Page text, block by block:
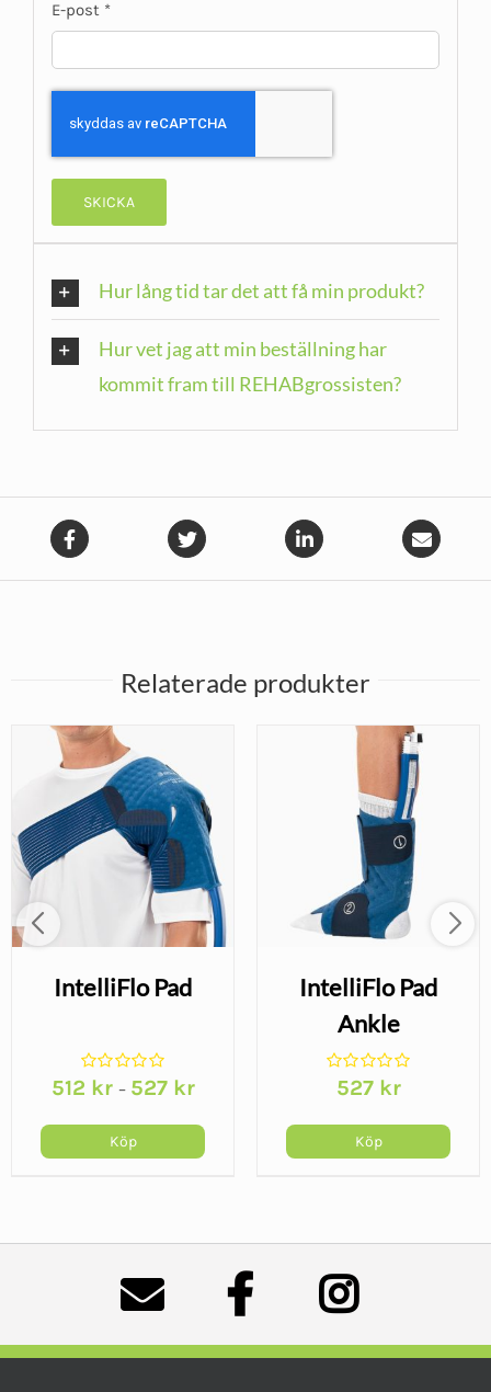
E-post *
Hur lång tid tar det att få min produkt?
Hur vet jag att min beställning har
kommit fram till REHABgrossisten?
Relaterade produkter
IntelliFlo Pad
512 kr – 527 kr
Köp
IntelliFlo Pad
Ankle
527 kr
Köp